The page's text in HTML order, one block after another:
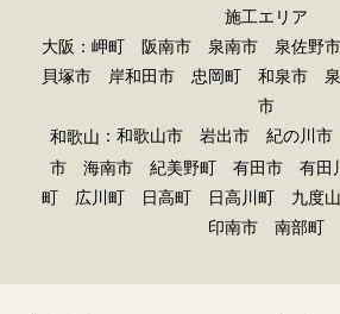
施工エリア
大阪：岬町 阪南市 泉南市 泉佐野
貝塚市 岸和田市 忠岡町 和泉市
市
和歌山 ：和歌山市 岩出市 紀の川
市 海南市 紀美野町 有田市 有田
町 広川町 日高町 日高川町 九度
印南市 南部町